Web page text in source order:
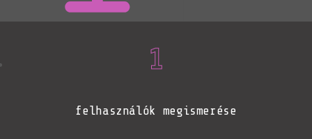
1
felhasználók megismerése